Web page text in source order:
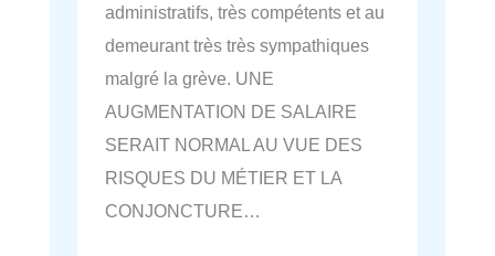
administratifs, très compétents et au
demeurant très très sympathiques
malgré la grève. UNE
AUGMENTATION DE SALAIRE
SERAIT NORMAL AU VUE DES
RISQUES DU MÉTIER ET LA
CONJONCTURE…